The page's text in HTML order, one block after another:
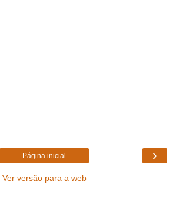
›
Página inicial
Ver versão para a web